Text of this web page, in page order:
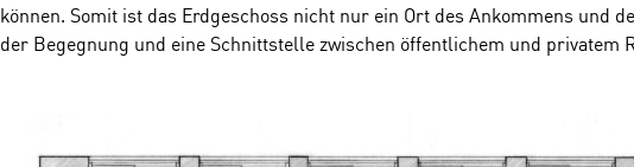
können. Somit ist das Erdgeschoss nicht nur ein Ort des Ankommens und
der Begegnung und eine Schnittstelle zwischen öffentlichem und privatem